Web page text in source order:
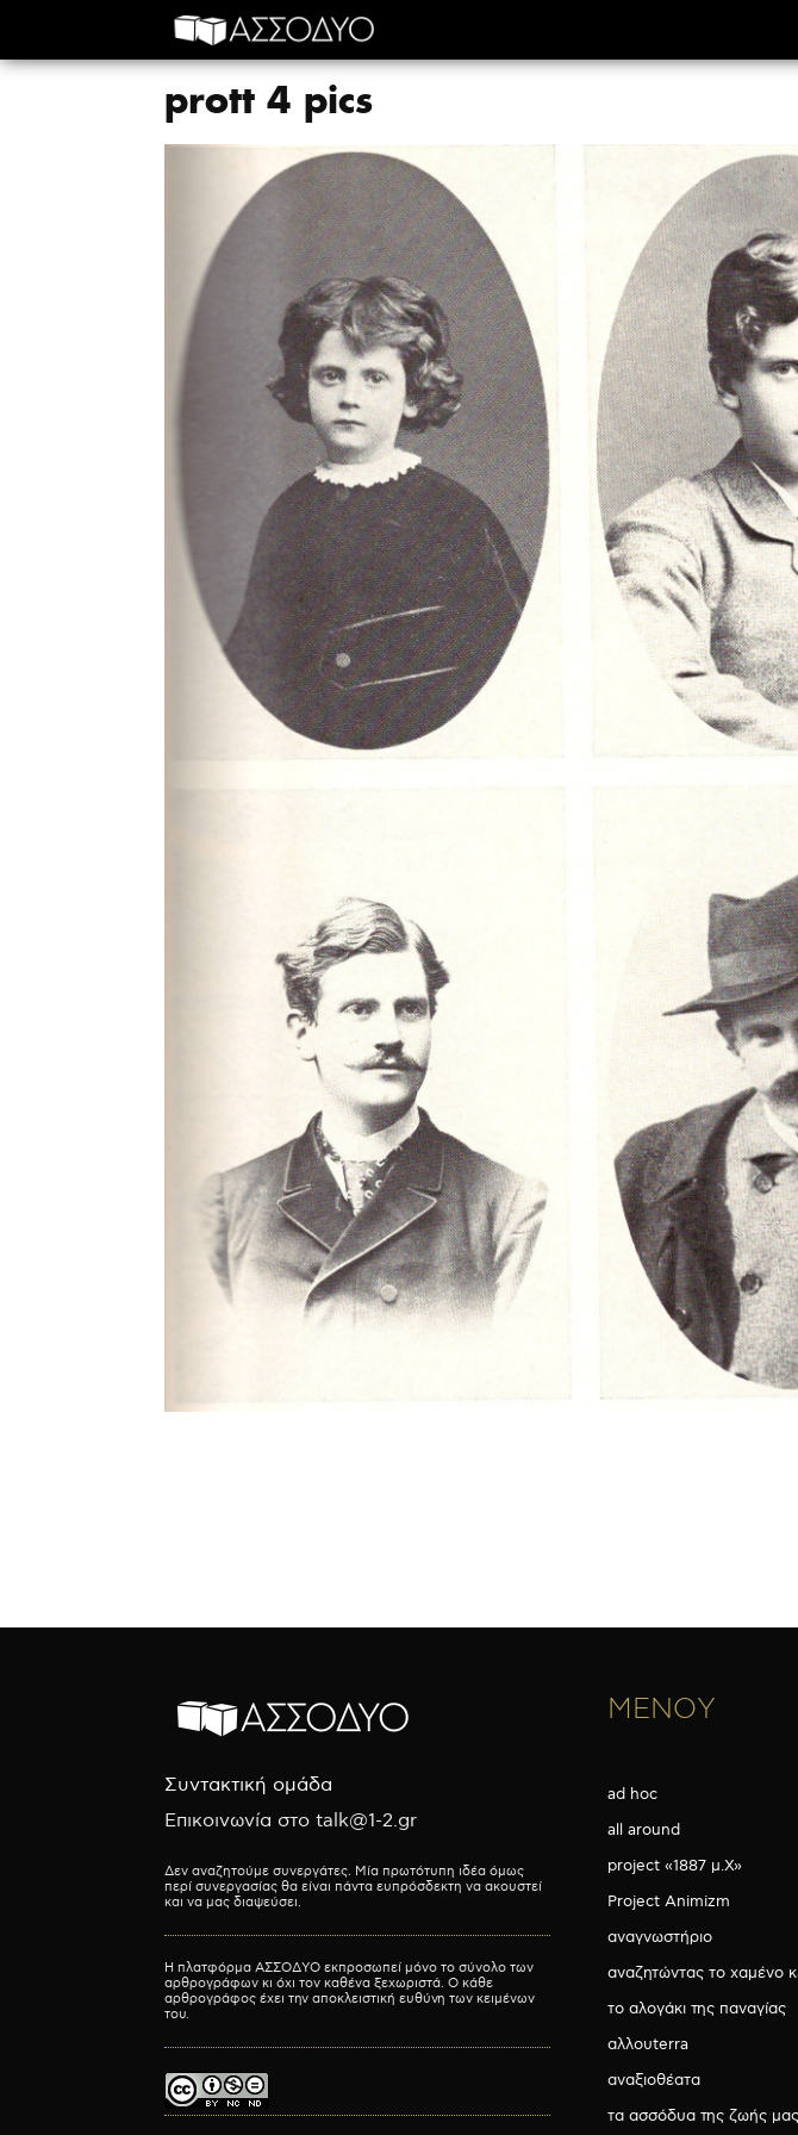
prott 4 pics
Συντακτική ομάδα
Επικοινωνία στο talk@1-2.gr
Δεν αναζητούμε συνεργάτες. Μία πρωτότυπη ιδέα όμως
περί συνεργασίας θα είναι πάντα ευπρόσδεκτη να ακουστεί
και να μας διαψεύσει.
Η πλατφόρμα ΑΣΣΟΔΥΟ εκπροσωπεί μόνο το σύνολο των
αρθρογράφων κι όχι τον καθένα ξεχωριστά. Ο κάθε
αρθρογράφος έχει την αποκλειστική ευθύνη των κειμένων
του.
ΜΕΝΟΥ
ad hoc
all around
project «1887 μ.Χ»
Project Animizm
αναγνωστήριο
αναζητώντας το χαμένο
το αλογάκι της παναγίας
αλλουterra
αναξιοθέατα
τα ασσόδυα της ζωής μας